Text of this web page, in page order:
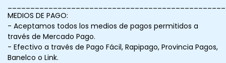
MEDIOS DE PAGO:
- Aceptamos todos los medios de pagos permitidos a
través de Mercado Pago.
- Efectivo a través de Pago Fácil, Rapipago, Provincia Pagos,
Banelco o Link.